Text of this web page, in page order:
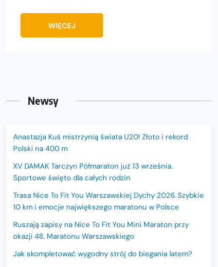
WIĘCEJ
Newsy
Anastazja Kuś mistrzynią świata U20! Złoto i rekord
Polski na 400 m
XV DAMAK Tarczyn Półmaraton już 13 września.
Sportowe święto dla całych rodzin
Trasa Nice To Fit You Warszawskiej Dychy 2026. Szybkie
10 km i emocje największego maratonu w Polsce
Ruszają zapisy na Nice To Fit You Mini Maraton przy
okazji 48. Maratonu Warszawskiego
Jak skompletować wygodny strój do biegania latem?